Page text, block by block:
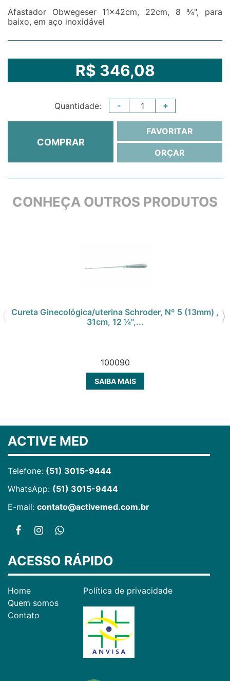
Afastador Obwegeser 11x42cm, 22cm, 8 ¾", para
baixo, em aço inoxidável
R$ 346,08
Quantidade: - +
COMPRAR
FAVORITAR
ORÇAR
CONHEÇA OUTROS PRODUTOS
Cureta Ginecológica/uterina Schroder, Nº 5 (13mm) ,
31cm, 12 ¼",...
100090
SAIBA MAIS
ACTIVE MED
Telefone: (51) 3015-9444
WhatsApp: (51) 3015-9444
E-mail: contato@activemed.com.br
ACESSO RÁPIDO
Home
Quem somos
Contato
Política de privacidade